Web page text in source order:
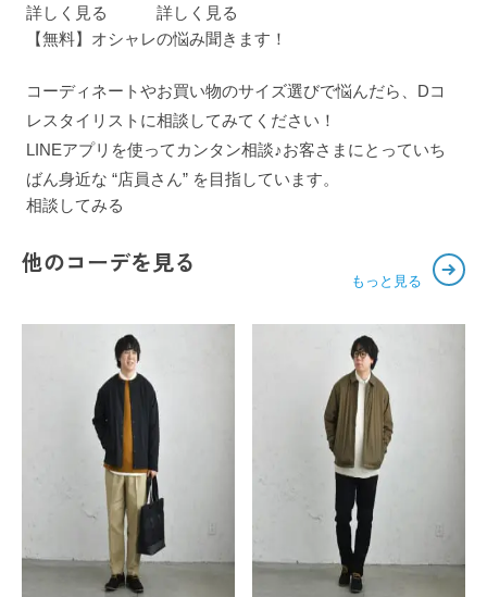
詳しく見る
詳しく見る
【無料】オシャレの悩み聞きます！
コーディネートやお買い物のサイズ選びで悩んだら、Dコ
レスタイリストに相談してみてください！
LINEアプリを使ってカンタン相談♪お客さまにとっていち
ばん身近な “店員さん” を目指しています。
相談してみる
他のコーデを見る
もっと見る